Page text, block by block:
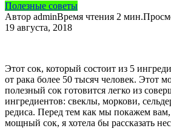
Полезные советы
Автор adminВремя чтения 2 мин.
19 августа, 2018
Этот сок, который состоит из 5
от рака более 50 тысяч человек. Этот
полезный сок готовится легко из
ингредиентов: свеклы, моркови,
редиса. Перед тем как мы покажем вам,
мощный сок, я хотела бы рассказать